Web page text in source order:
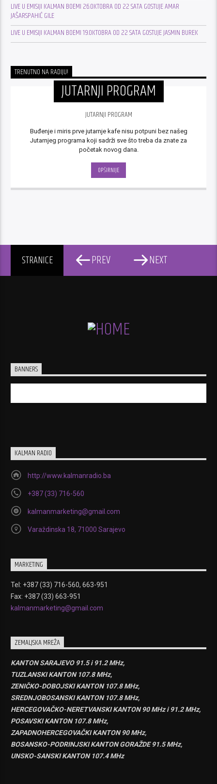
LIVE U EMISIJI KALMAN BOEMI 26.OKTOBRA OD 22 SATA GOSTUJE AMAR
JAŠARSPAHIĆ GILE
LIVE U EMISIJI KALMAN BOEMI 19.OKTOBRA OD 22 SATA GOSTUJE JASMIN BUREK
TRENUTNO NA RADIJU!
JUTARNJI PROGRAM
JUTARNJI PROGRAM
Buđenje i miris prve jutarnje kafe nisu potpuni bez našeg
Jutarnjeg programa koji sadrži sve što treba da znate za
početak novog dana.
OPŠIRNIJE
STRANICE PREV NEXT
BANNERS
KALMAN RADIO
http://www.kalmanradio.ba
+387 (33) 716-560
kalmanmarketing@gmail.com
Varaždinska 18, 71000 Sarajevo
MARKETING
Tel: +387 (33) 716-560, 663-951
Fax: +387 (33) 663-951
kalmanmarketing@gmail.com
ZEMALJSKA MREŽA
KANTON SARAJEVO 91.5 i 91.2 MHz,
TUZLANSKI KANTON 107.8 MHz,
ZENIČKO-DOBOJSKI KANTON 107.8 MHz,
SREDNJOBOSANSKI KANTON 107.8 MHz,
HERCEGOVAČKO-NERETVANSKI KANTON 90 MHz i 91.2 MHz,
POSAVSKI KANTON 107.8 MHz,
ZAPADNOHERCEGOVAČKI KANTON 90 MHz,
BOSANSKO-PODRINJSKI KANTON GORAŽDE 91.5 MHz,
UNSKO-SANSKI KANTON 107.4 MHz